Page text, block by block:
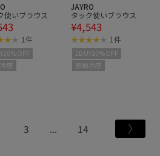
使いブラウス
1件
感
JAYRO
タック使いブラウス
¥4,543
1件
2BUY10%OFF
接触冷感
3 14